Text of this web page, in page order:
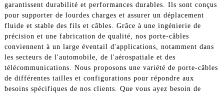
garantissent durabilité et performances durables. Ils sont conçus
pour supporter de lourdes charges et assurer un déplacement
fluide et stable des fils et câbles. Grâce à une ingénierie de
précision et une fabrication de qualité, nos porte-câbles
conviennent à un large éventail d'applications, notamment dans
les secteurs de l'automobile, de l'aérospatiale et des
télécommunications. Nous proposons une variété de porte-câbles
de différentes tailles et configurations pour répondre aux
besoins spécifiques de nos clients. Que vous ayez besoin de